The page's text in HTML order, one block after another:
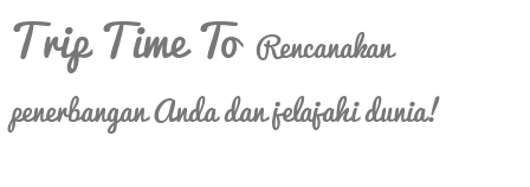
Trip Time To Rencanakan
penerbangan Anda dan jelajahi dunia!